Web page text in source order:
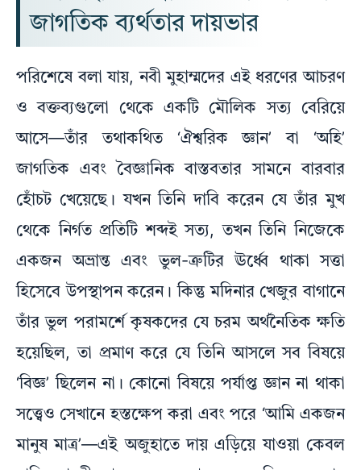
জাগতিক ব্যর্থতার দায়ভার
পরিশেষে বলা যায়, নবী মুহাম্মদের এই ধরণের আচরণ
ও বক্তব্যগুলো থেকে একটি মৌলিক সত্য বেরিয়ে
আসে—তাঁর তথাকথিত ‘ঐশ্বরিক জ্ঞান’ বা ‘অহি’
জাগতিক এবং বৈজ্ঞানিক বাস্তবতার সামনে বারবার
হোঁচট খেয়েছে। যখন তিনি দাবি করেন যে তাঁর মুখ
থেকে নির্গত প্রতিটি শব্দই সত্য, তখন তিনি নিজেকে
একজন অভ্রান্ত এবং ভুল-ত্রুটির ঊর্ধ্বে থাকা সত্তা
হিসেবে উপস্থাপন করেন। কিন্তু মদিনার খেজুর বাগানে
তাঁর ভুল পরামর্শে কৃষকদের যে চরম অর্থনৈতিক ক্ষতি
হয়েছিল, তা প্রমাণ করে যে তিনি আসলে সব বিষয়ে
‘বিজ্ঞ’ ছিলেন না। কোনো বিষয়ে পর্যাপ্ত জ্ঞান না থাকা
সত্ত্বেও সেখানে হস্তক্ষেপ করা এবং পরে ‘আমি একজন
মানুষ মাত্র’—এই অজুহাতে দায় এড়িয়ে যাওয়া কেবল